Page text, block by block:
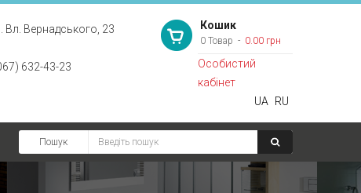
Вл. Вернадського, 23
632-43-23
Кошик
0 Товар 0.00 грн
Особистий
кабінет
UA
RU
Пошук